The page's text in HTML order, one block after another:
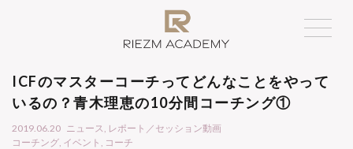
ICFのマスターコーチってどんなことをやって
いるの？青木理恵の10分間コーチング①
2019.06.20 ニュース , レポート／セッション動画
コーチング, イベント , コーチ